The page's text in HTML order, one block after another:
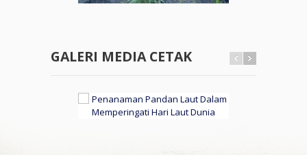
GALERI MEDIA CETAK